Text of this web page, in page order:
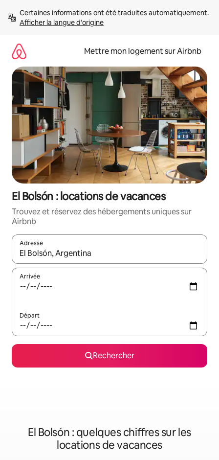
directement
Afficher la langue d'origine
Mettre mon logement sur Airbnb
El Bolsón : locations de vacances
Trouvez et réservez des hébergements uniques sur
Airbnb
Adresse
Lorsque les résultats s'affichent, utilisez les flèches vers le
Arrivée
Départ
Rechercher
El Bolsón : quelques chiffres sur les
locations de vacances